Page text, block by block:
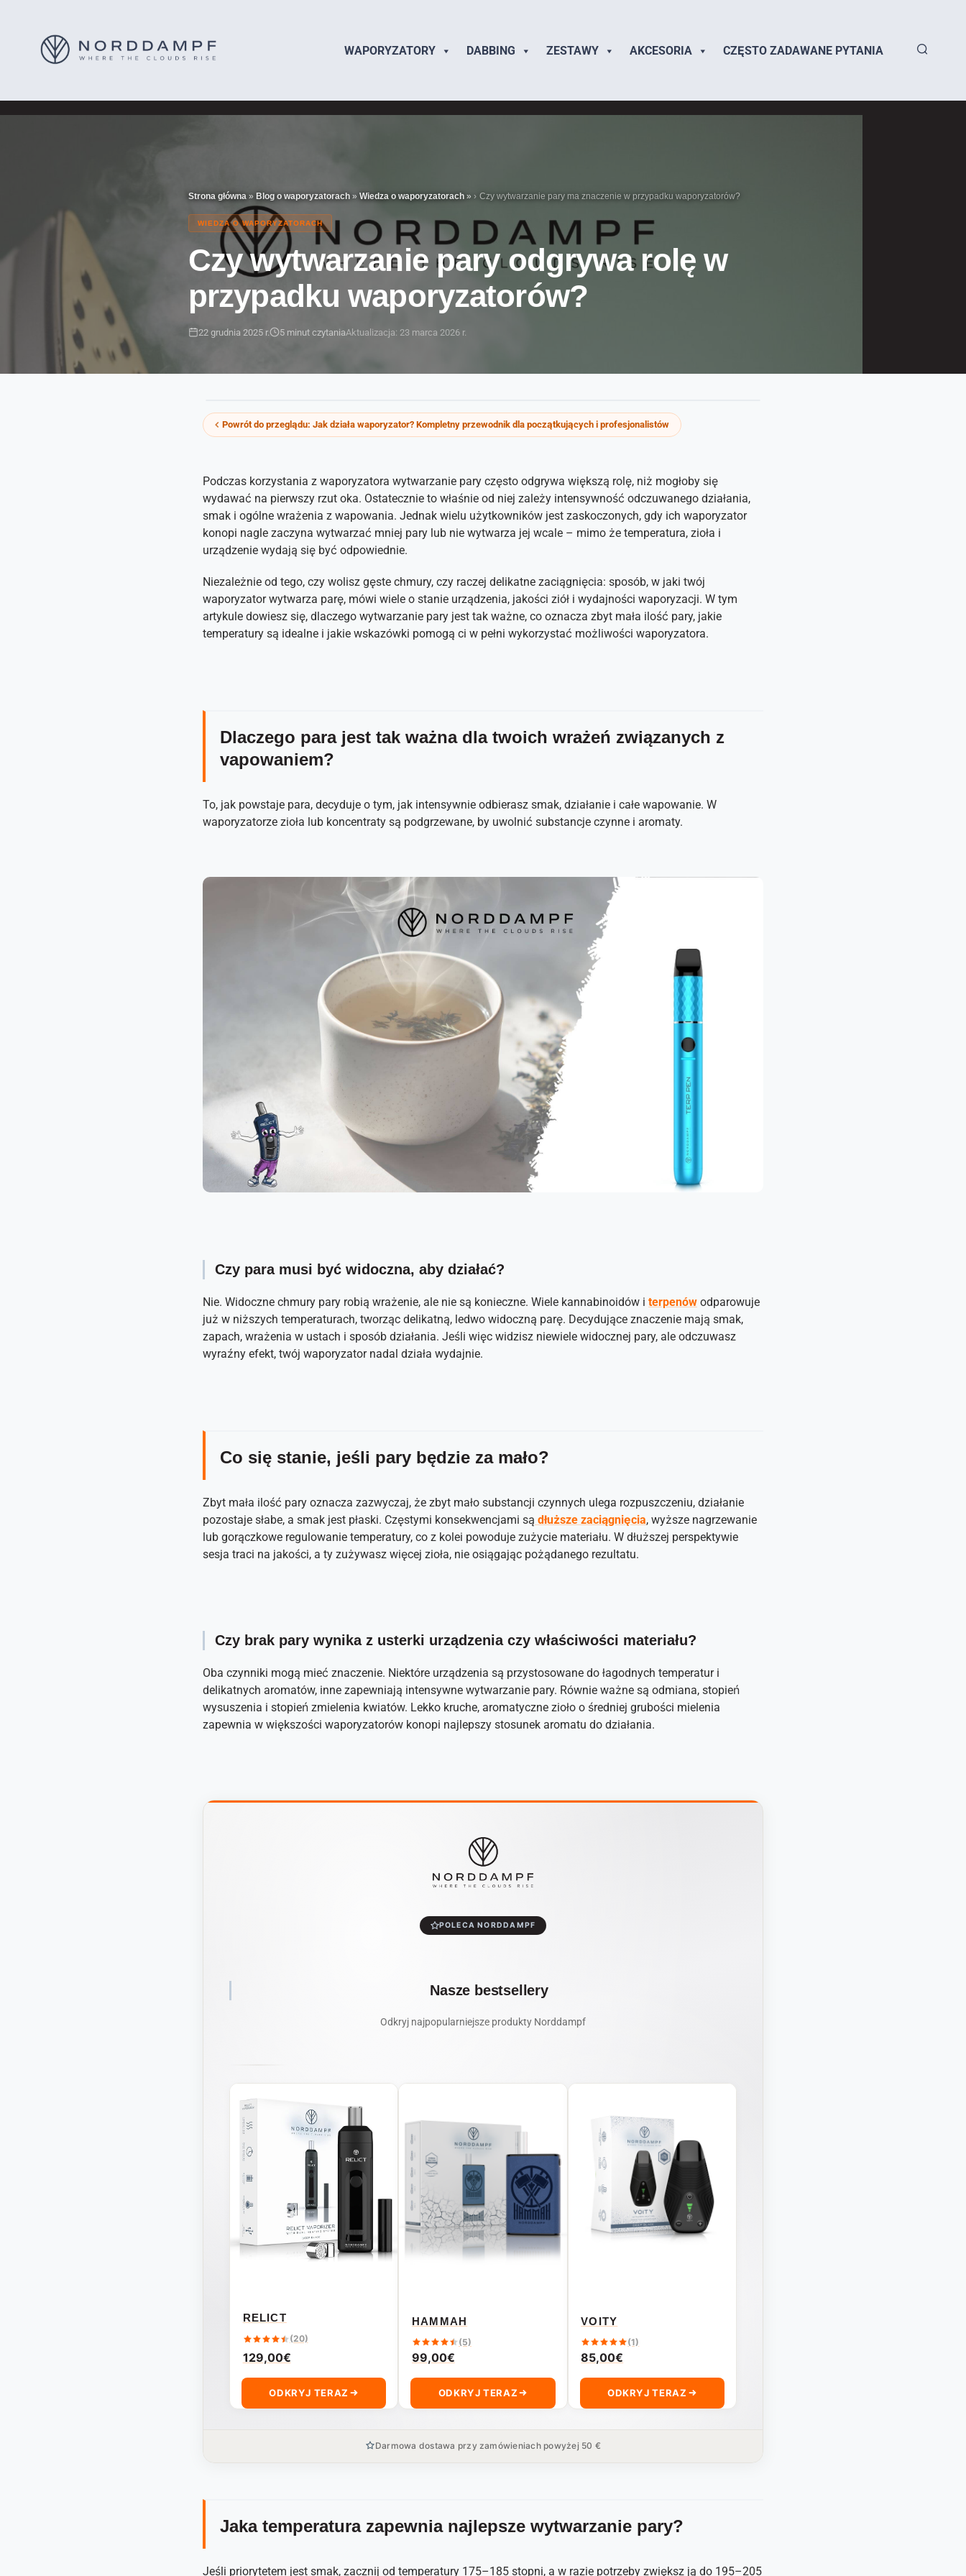
WAPORYZATORY DABBING ZESTAWY AKCESORIA CZĘSTO ZADAWANE PYTANIA
Strona główna » Blog o waporyzatorach » Wiedza o waporyzatorach » Czy wytwarzanie pary ma znaczenie w przypadku waporyzatorów?
WIEDZA O WAPORYZATORACH
Czy wytwarzanie pary odgrywa rolę w
przypadku waporyzatorów?
22 grudnia 2025 r. 5 minut czytaniaAktualizacja: 23 marca 2026 r.
Powrót do przeglądu: Jak działa waporyzator? Kompletny przewodnik dla początkujących i profesjonalistów
Podczas korzystania z waporyzatora wytwarzanie pary często odgrywa większą rolę, niż mogłoby się
wydawać na pierwszy rzut oka. Ostatecznie to właśnie od niej zależy intensywność odczuwanego działania,
smak i ogólne wrażenia z wapowania. Jednak wielu użytkowników jest zaskoczonych, gdy ich waporyzator
konopi nagle zaczyna wytwarzać mniej pary lub nie wytwarza jej wcale – mimo że temperatura, zioła i
urządzenie wydają się być odpowiednie.
Niezależnie od tego, czy wolisz gęste chmury, czy raczej delikatne zaciągnięcia: sposób, w jaki twój
waporyzator wytwarza parę, mówi wiele o stanie urządzenia, jakości ziół i wydajności waporyzacji. W tym
artykule dowiesz się, dlaczego wytwarzanie pary jest tak ważne, co oznacza zbyt mała ilość pary, jakie
temperatury są idealne i jakie wskazówki pomogą ci w pełni wykorzystać możliwości waporyzatora.
Dlaczego para jest tak ważna dla twoich wrażeń związanych z
vapowaniem?
To, jak powstaje para, decyduje o tym, jak intensywnie odbierasz smak, działanie i całe wapowanie. W
waporyzatorze zioła lub koncentraty są podgrzewane, by uwolnić substancje czynne i aromaty.
Czy para musi być widoczna, aby działać?
Nie. Widoczne chmury pary robią wrażenie, ale nie są konieczne. Wiele kannabinoidów i terpenów odparowuje
już w niższych temperaturach, tworząc delikatną, ledwo widoczną parę. Decydujące znaczenie mają smak,
zapach, wrażenia w ustach i sposób działania. Jeśli więc widzisz niewiele widocznej pary, ale odczuwasz
wyraźny efekt, twój waporyzator nadal działa wydajnie.
Co się stanie, jeśli pary będzie za mało?
Zbyt mała ilość pary oznacza zazwyczaj, że zbyt mało substancji czynnych ulega rozpuszczeniu, działanie
pozostaje słabe, a smak jest płaski. Częstymi konsekwencjami są dłuższe zaciągnięcia, wyższe nagrzewanie
lub gorączkowe regulowanie temperatury, co z kolei powoduje zużycie materiału. W dłuższej perspektywie
sesja traci na jakości, a ty zużywasz więcej zioła, nie osiągając pożądanego rezultatu.
Czy brak pary wynika z usterki urządzenia czy właściwości materiału?
Oba czynniki mogą mieć znaczenie. Niektóre urządzenia są przystosowane do łagodnych temperatur i
delikatnych aromatów, inne zapewniają intensywne wytwarzanie pary. Równie ważne są odmiana, stopień
wysuszenia i stopień zmielenia kwiatów. Lekko kruche, aromatyczne zioło o średniej grubości mielenia
zapewnia w większości waporyzatorów konopi najlepszy stosunek aromatu do działania.
POLECA NORDDAMPF
Nasze bestsellery
Odkryj najpopularniejsze produkty Norddampf
RELICT
(20)
129,00€
ODKRYJ TERAZ
HAMMAH
(5)
99,00€
ODKRYJ TERAZ
VOITY
(1)
85,00€
ODKRYJ TERAZ
Darmowa dostawa przy zamówieniach powyżej 50 €
Jaka temperatura zapewnia najlepsze wytwarzanie pary?
Jeśli priorytetem jest smak, zacznij od temperatury 175–185 stopni, a w razie potrzeby zwiększ ją do 195–205